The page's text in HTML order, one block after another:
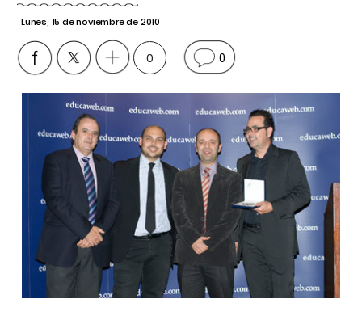
Lunes, 15 de noviembre de 2010
0 0